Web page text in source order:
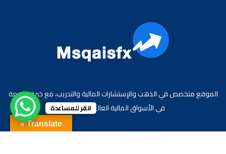
الموقع متخصص في الذهب والإستشارات المالية والتدريب، مع خبرة واسعة
في الأسواق المالية العالمية والعربية.
Translate »
انقر للمساعدة